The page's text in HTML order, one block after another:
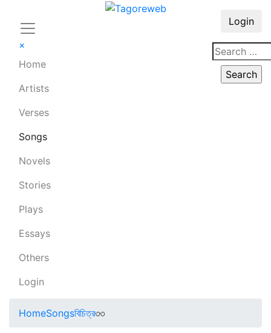
×
Home
Artists
Verses
Songs
Novels
Stories
Plays
Essays
Others
Login
Login
HomeSongsবিচিত্র৩৩